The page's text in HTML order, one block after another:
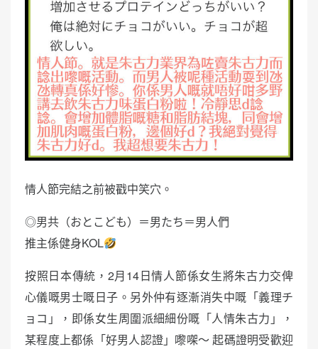
情人節完結之前被戳中笑穴。
◎男共（おとこども）＝男たち＝男人們
推主係健身KOL
按照日本傳統，2月14日情人節係女生將朱古力交俾
心儀嘅男士嘅日子。另外仲有逐漸消失中嘅「義理チ
ョコ」，即係女生周圍派細細份嘅「人情朱古力」，
某程度上都係「好男人認證」嚟㗎～ 起碼證明受歡迎